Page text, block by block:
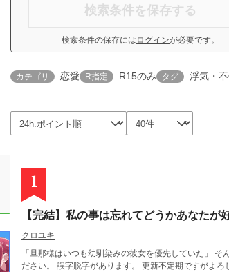
検索条件を保存する
検索条件の保存には ログインが必要です。
カテゴリ 恋愛 R指定 R15のみ タグ 浮気・
1
【完結】私の事は忘れてどうかあなた
クロユキ
「旦那様はいつも幼馴染みの彼女を優先していた」
ださい。 誤字脱字があります。 更新不定期ですがよ